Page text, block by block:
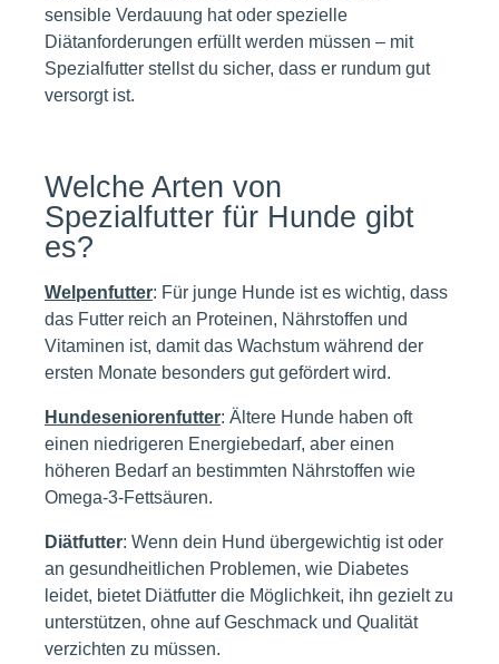
sensible Verdauung hat oder spezielle
Diätanforderungen erfüllt werden müssen – mit
Spezialfutter stellst du sicher, dass er rundum gut
versorgt ist.
Welche Arten von
Spezialfutter für Hunde gibt
es?
Welpenfutter: Für junge Hunde ist es wichtig, dass
das Futter reich an Proteinen, Nährstoffen und
Vitaminen ist, damit das Wachstum während der
ersten Monate besonders gut gefördert wird.
Hundeseniorenfutter: Ältere Hunde haben oft
einen niedrigeren Energiebedarf, aber einen
höheren Bedarf an bestimmten Nährstoffen wie
Omega-3-Fettsäuren.
Diätfutter: Wenn dein Hund übergewichtig ist oder
an gesundheitlichen Problemen, wie Diabetes
leidet, bietet Diätfutter die Möglichkeit, ihn gezielt zu
unterstützen, ohne auf Geschmack und Qualität
verzichten zu müssen.